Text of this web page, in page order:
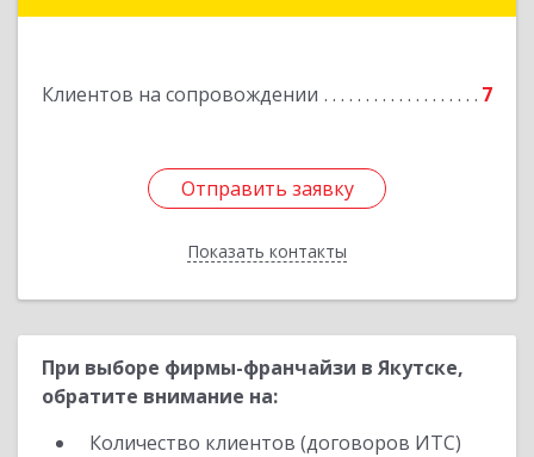
Клиентов на сопровождении 7
Отправить заявку
Показать контакты
Подробнее
Отправить заявку
Назад
При выборе фирмы-франчайзи в Якутске,
обратите внимание на:
Количество клиентов (договоров ИТС)